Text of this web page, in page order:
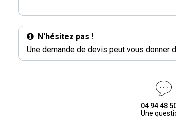
N'hésitez pas !
Une demande de devis peut vous
04 94 48
Une